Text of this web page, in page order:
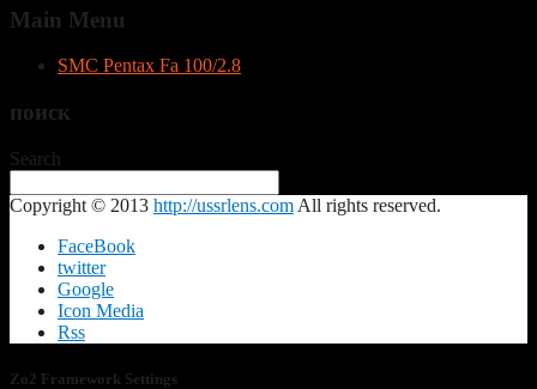
Main Menu
SMC Pentax Fa 100/2.8
поиск
Search
Copyright © 2013 http://ussrlens.com All rights reserved.
FaceBook
twitter
Google
Icon Media
Rss
Zo2 Framework Settings